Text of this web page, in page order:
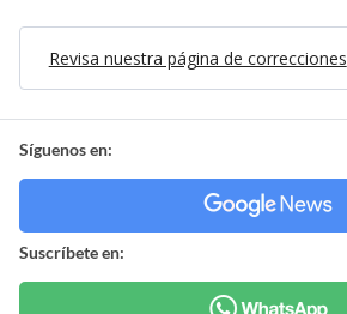
Revisa nuestra página de correcciones
Síguenos en:
Suscríbete en: